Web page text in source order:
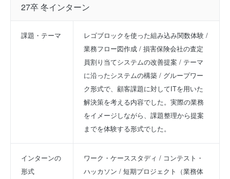
27卒 冬インターン
課題・テーマ
レゴブロックを使った組み込み関数体験 /
業務フロー図作成 / 損害保険会社の査定
員割り当てシステムの改善提案 / テーマ
に沿ったシステムの構築 / グループワー
ク形式で、顧客課題に対してITを用いた
解決策を考える内容でした。実際の業務
をイメージしながら、課題整理から提案
までを体験する形式でした。
インターンの
形式
ワーク・ケーススタディ / コンテスト・
ハッカソン / 短期プロジェクト（業務体